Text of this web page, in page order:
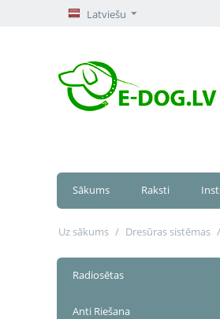
Latviešu
Sākums Raksti
Uz sākums / Dresūras sistēmas /
Radiosētas
Anti Riešana